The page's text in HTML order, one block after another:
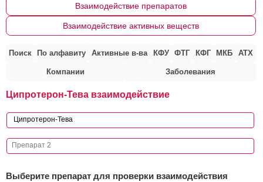
Взаимодействие препаратов
Взаимодействие активных веществ
Поиск По алфавиту Активные в-ва КФУ ФТГ КФГ МКБ АТХ
Компании Заболевания
Ципротерон-Тева взаимодействие
Выберите препарат для проверки взаимодействия